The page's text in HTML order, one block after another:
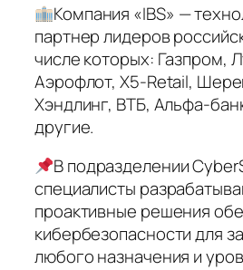
Компания «IBS» —
партнер лидеров
числе которых: Газпром,
Аэрофлот, X5-Retail,
Хэндлинг, ВТБ, Альфа-
другие.
В подразделении
специалисты
проактивные решения
кибербезопасности для
любого назначения и